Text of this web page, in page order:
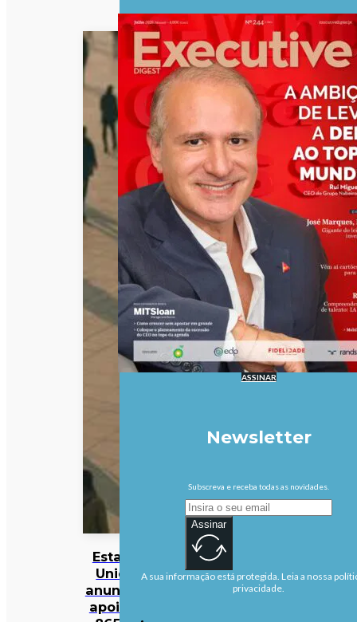
Estados
Unidos
anunciam
apoio de
ASSINAR
Newsletter
Subscreva e receba todas as novidades.
Assinar
A sua informação está protegida. Leia a nossa
privacidade.